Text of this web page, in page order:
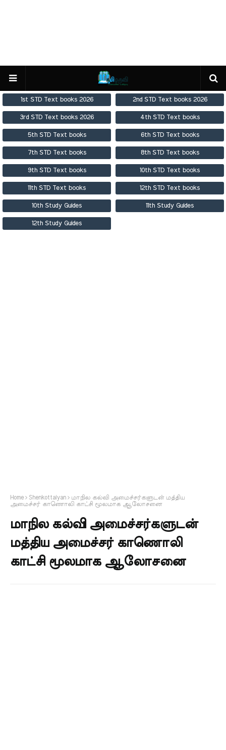
1st STD Text books 2026 2nd STD Text books 2026
3rd STD Text books 2026 4th STD Text books
5th STD Text books 6th STD Text books
7th STD Text books 8th STD Text books
9th STD Text books 10th STD Text books
11th STD Text books 12th STD Text books
10th Study Guides 11th Study Guides
12th Study Guides
Home Shenkottaiyan
மாநில கல்வி அமைச்சர்களுடன் மத்திய
அமைச்சர் காணொலி காட்சி மூலமாக ஆலோசனை
மாநில கல்வி அமைச்சர்களுடன்
மத்திய அமைச்சர் காணொலி
காட்சி மூலமாக ஆலோசனை